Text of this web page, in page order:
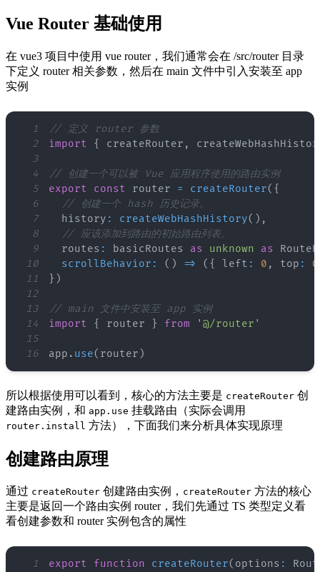
Vue Router 基础使用
在 vue3 项目中使用 vue router，我们通常会在 /src/router 目录
下定义 router 相关参数，然后在 main 文件中引入安装至 app
实例
1
// 定义 router 参数
2
import { createRouter ,
3
4
// 创建一个可以被 Vue 应用程序使用的路由实例
5
export const router = createRouter( {
6
// 创建一个 hash 历史记录。
7
  history
: createWebHashHistory( ) ,
8
// 应该添加到路由的初始路由列表。
9
  routes
: basicRoutes as unknown as
10
scrollBehavior : ( ) => ( { left : 0 , top :
0
11
} )
12
13
// main 文件中安装至 app 实例
14
import { router } from
'@/router'
15
16
app . use( router )
所以根据使用可以看到，核心的方法主要是 createRouter 创
建路由实例，和 app.use 挂载路由（实际会调用
router.install 方法），下面我们来分析具体实现原理
创建路由原理
通过 createRouter 创建路由实例， createRouter 方法的核心
主要是返回一个路由实例 router，我们先通过 TS 类型定义看
看创建参数和 router 实例包含的属性
1 export function createRouter( options :